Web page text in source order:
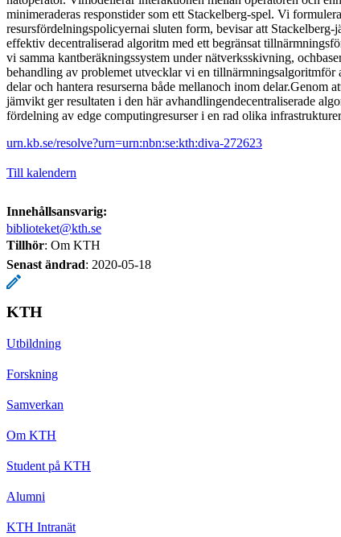
minimeraderas responstider som ett Stackelberg-spel. Vi
resursfördelningspolicyernai sluten form, bevisar att Stackelberg-
effektiv decentraliserad algoritm med ett begränsat
vi samma kantberäkningssystem under nätverksskivning,
behandling av problemet utvecklar vi en
delar och hantera resurserna både mellanoch inom delar.Genom
jämvikt ger resultaten i den här avhandlingendecentraliserade
fördelning av edge computingresurser i en rad olika
urn.kb.se/resolve?urn=urn:nbn:se:kth:diva-272623
Till kalendern
Innehållsansvarig:
biblioteket@kth.se
Tillhör: Om KTH
Senast ändrad: 2020-05-18
KTH
Utbildning
Forskning
Samverkan
Om KTH
Student på KTH
Alumni
KTH Intranät